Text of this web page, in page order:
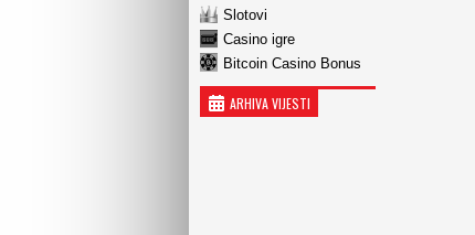
Slotovi
Casino igre
Bitcoin Casino Bonus
ARHIVA VIJESTI